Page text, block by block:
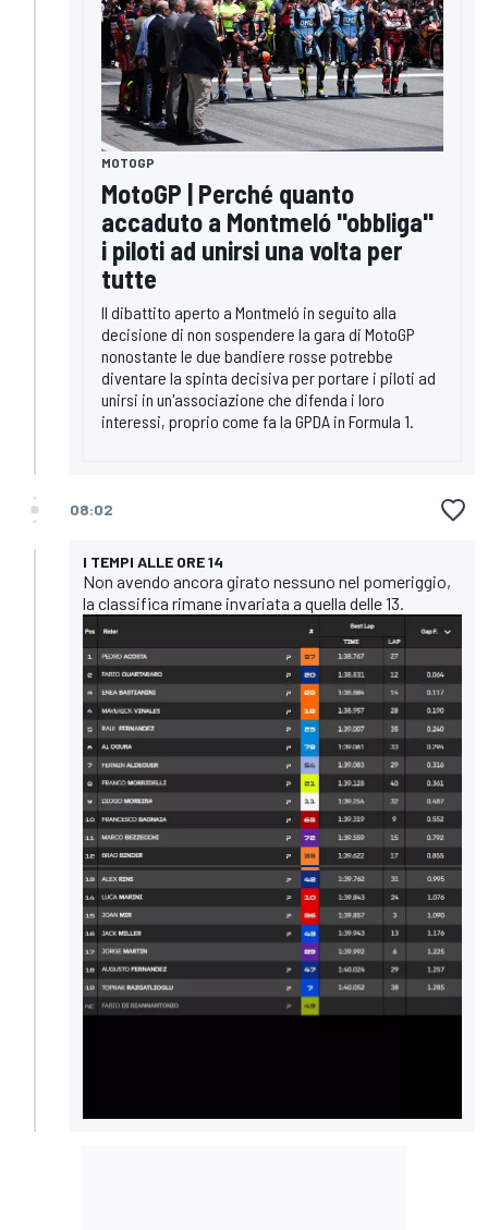
MOTOGP
MotoGP | Perché quanto
accaduto a Montmeló "obbliga"
i piloti ad unirsi una volta per
tutte
Il dibattito aperto a Montmeló in seguito alla
decisione di non sospendere la gara di MotoGP
nonostante le due bandiere rosse potrebbe
diventare la spinta decisiva per portare i piloti ad
unirsi in un'associazione che difenda i loro
interessi, proprio come fa la GPDA in Formula 1.
08:02
I TEMPI ALLE ORE 14
Non avendo ancora girato nessuno nel pomeriggio,
la classifica rimane invariata a quella delle 13.